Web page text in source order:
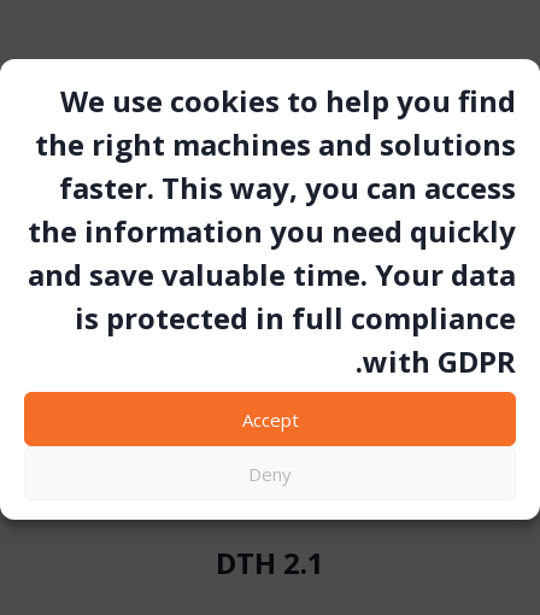
We use cookies to help you find
the right machines and solutions
faster. This way, you can access
the information you need quickly
and save valuable time. Your data
is protected in full compliance
with GDPR.
Accept
Deny
DTH 2.1